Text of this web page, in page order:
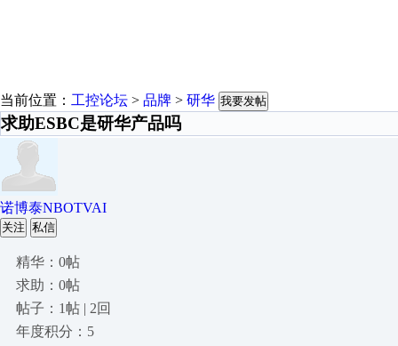
当前位置： 工控论坛 > 品牌 > 研华 我要发帖
求助ESBC是研华产品吗
诺博泰NBOTVAI
关注 私信
精华：0帖
求助：0帖
帖子：1帖 | 2回
年度积分：5